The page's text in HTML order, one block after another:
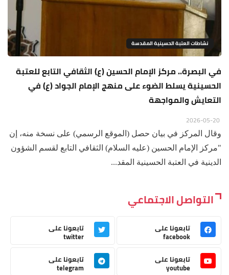
نشاطات العتبة الحسينية المقدسة
في البصرة.. مركز الإمام الحسين (ع) الثقافي التابع للعتبة
الحسينية يسلط الضوء على منهج الإمام الجواد (ع) في
التعايش والمواجهة
وقال المركز في بيان حصل (الموقع الرسمي) على نسخة منه، إن
"مركز الإمام الحسين (عليه السلام) الثقافي التابع لقسم الشؤون
الدينية في العتبة الحسينية المقد...
التواصل الاجتماعي
تابعونا على
facebook
تابعونا على
twitter
تابعونا على
youtube
تابعونا على
telegram